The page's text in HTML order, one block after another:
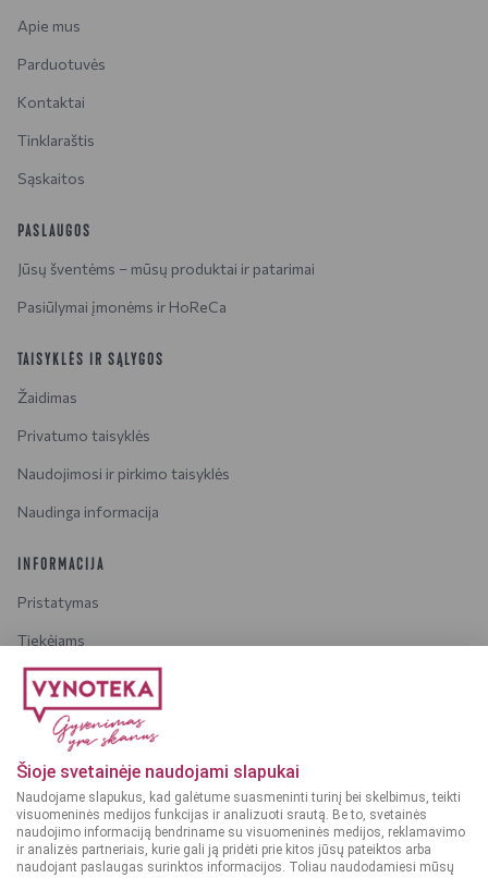
Šioje svetainėje naudojami slapukai
Naudojame slapukus, kad galėtume suasmeninti turinį bei skelbimus, teikti
visuomeninės medijos funkcijas ir analizuoti srautą. Be to, svetainės
naudojimo informaciją bendriname su visuomeninės medijos, reklamavimo
ir analizės partneriais, kurie gali ją pridėti prie kitos jūsų pateiktos arba
naudojant paslaugas surinktos informacijos. Toliau naudodamiesi mūsų
Apie mus
Parduotuvės
Kontaktai
Tinklaraštis
Sąskaitos
PASLAUGOS
Jūsų šventėms – mūsų produktai ir patarimai
Pasiūlymai įmonėms ir HoReCa
TAISYKLĖS IR SĄLYGOS
Žaidimas
Privatumo taisyklės
Naudojimosi ir pirkimo taisyklės
Naudinga informacija
INFORMACIJA
Pristatymas
Tiekėjams
Karjera
Dažniausiai užduodami klausimai
Dėmesio!
Alkoholinius gėrimus gali įsigyti tik asmenys,
kuriems yra ne mažiau kaip 20 metų.